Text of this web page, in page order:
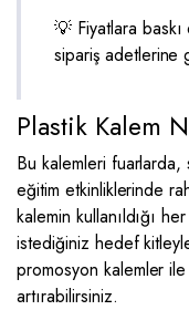
💡 Fiyatlara
sipariş adetlerine
Plastik Kalem
Bu kalemleri
eğitim etkinliklerinde
kalemin kullanıldığı
istediğiniz hedef
promosyon kalemler
artırabilirsiniz.